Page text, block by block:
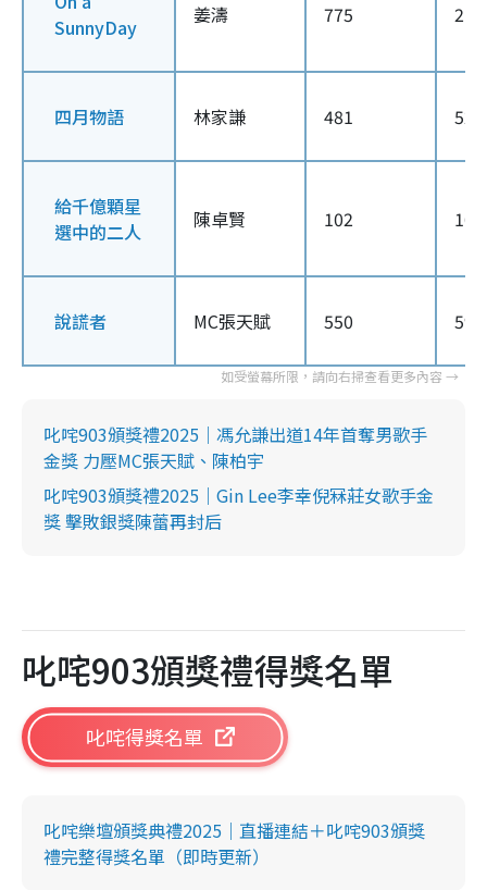
SunnyDay
姜濤 775
四月物語 林家謙 481 521
給千億顆星
選中的二人
陳卓賢 102 108
說謊者 MC張天賦 550 592
叱咤903頒獎禮2025｜馮允謙出道14年首奪男歌手
金獎 力壓MC張天賦、陳柏宇
叱咤903頒獎禮2025｜Gin Lee李幸倪冧莊女歌手金
獎 擊敗銀獎陳蕾再封后
叱咤903頒獎禮得獎名單
叱咤得獎名單
叱咤樂壇頒獎典禮2025｜直播連結＋叱咤903頒獎
禮完整得獎名單（即時更新）